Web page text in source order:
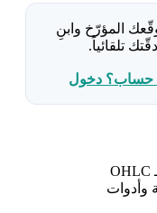
المؤرّخ وابنِ
تلقائياً.
حساب؟ دخول
مخطط أسعار سهم MRM الـ OHLC
وأدوات